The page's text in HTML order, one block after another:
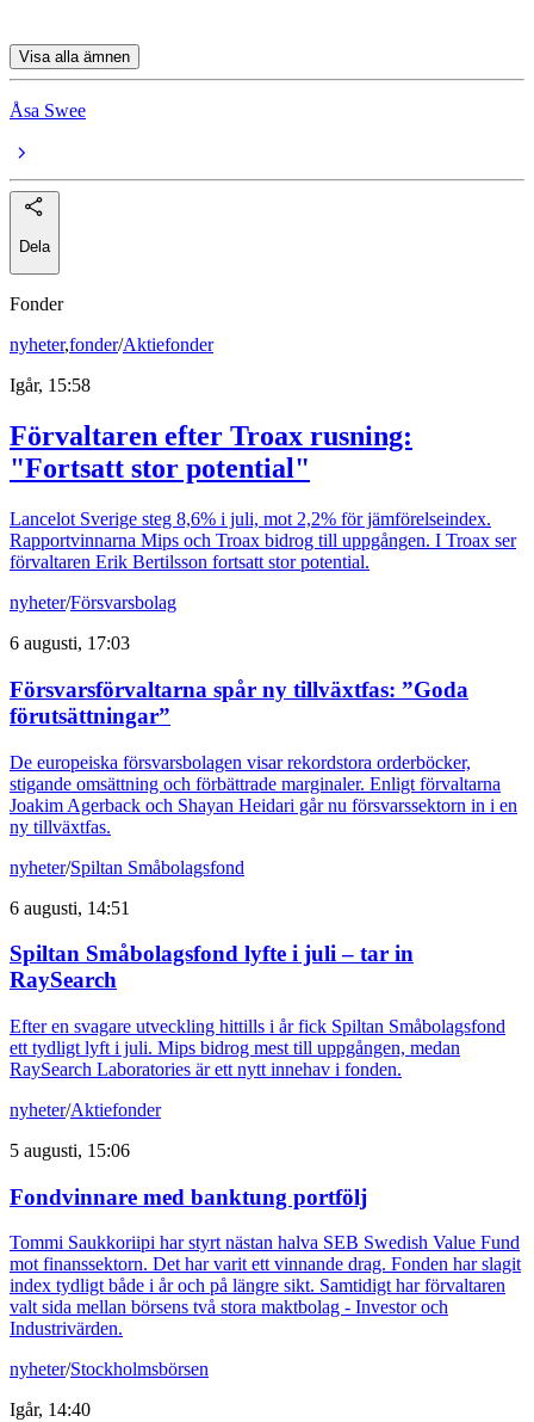
Visa alla ämnen
Åsa Swee
Dela
Fonder
nyheter,fonder/Aktiefonder
Igår, 15:58
Förvaltaren efter Troax rusning:
"Fortsatt stor potential"
Lancelot Sverige steg 8,6% i juli, mot 2,2% för jämförelseindex.
Rapportvinnarna Mips och Troax bidrog till uppgången. I Troax ser
förvaltaren Erik Bertilsson fortsatt stor potential.
nyheter/Försvarsbolag
6 augusti, 17:03
Försvarsförvaltarna spår ny tillväxtfas: ”Goda
förutsättningar”
De europeiska försvarsbolagen visar rekordstora orderböcker,
stigande omsättning och förbättrade marginaler. Enligt förvaltarna
Joakim Agerback och Shayan Heidari går nu försvarssektorn in i en
ny tillväxtfas.
nyheter/Spiltan Småbolagsfond
6 augusti, 14:51
Spiltan Småbolagsfond lyfte i juli – tar in
RaySearch
Efter en svagare utveckling hittills i år fick Spiltan Småbolagsfond
ett tydligt lyft i juli. Mips bidrog mest till uppgången, medan
RaySearch Laboratories är ett nytt innehav i fonden.
nyheter/Aktiefonder
5 augusti, 15:06
Fondvinnare med banktung portfölj
Tommi Saukkoriipi har styrt nästan halva SEB Swedish Value Fund
mot finanssektorn. Det har varit ett vinnande drag. Fonden har slagit
index tydligt både i år och på längre sikt. Samtidigt har förvaltaren
valt sida mellan börsens två stora maktbolag - Investor och
Industrivärden.
nyheter/Stockholmsbörsen
Igår, 14:40